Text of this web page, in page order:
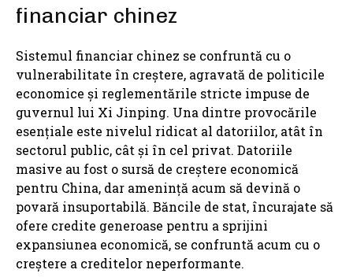
financiar chinez
Sistemul financiar chinez se confruntă cu o
vulnerabilitate în creștere, agravată de politicile
economice și reglementările stricte impuse de
guvernul lui Xi Jinping. Una dintre provocările
esențiale este nivelul ridicat al datoriilor, atât în
sectorul public, cât și în cel privat. Datoriile
masive au fost o sursă de creștere economică
pentru China, dar amenință acum să devină o
povară insuportabilă. Băncile de stat, încurajate să
ofere credite generoase pentru a sprijini
expansiunea economică, se confruntă acum cu o
creștere a creditelor neperformante.